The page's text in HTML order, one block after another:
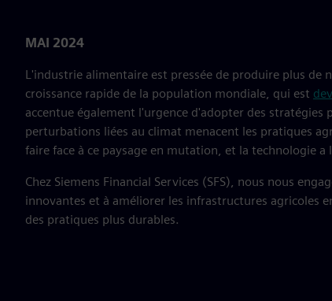
MAI 2024
L'industrie alimentaire est pressée de produire plus de
croissance rapide de la population mondiale, qui est
accentue également l'urgence d'adopter des
perturbations liées au climat menacent les pratiques
faire face à ce paysage en mutation, et la technologie
Chez Siemens Financial Services (SFS), nous nous
innovantes et à améliorer les infrastructures agricoles
des pratiques plus durables.